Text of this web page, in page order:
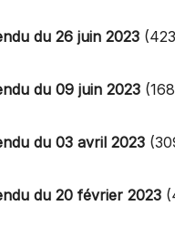
du 26 juin 2023
du 09 juin 2023
du 03 avril 2023
du 20 février 2023